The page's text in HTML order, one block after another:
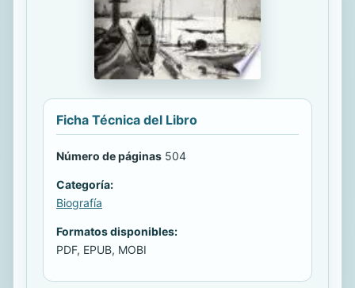
Ficha Técnica del Libro
Número de páginas 504
Categoría:
Biografía
Formatos disponibles:
PDF, EPUB, MOBI